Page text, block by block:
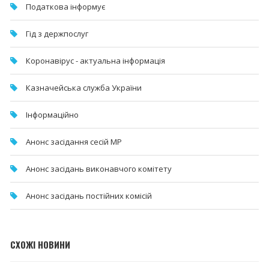
Податкова інформує
Гід з держпослуг
Коронавірус - актуальна інформація
Казначейська служба України
Інформаційно
Анонс засідання сесій МР
Анонс засідань виконавчого комітету
Анонс засідань постійних комісій
СХОЖІ НОВИНИ